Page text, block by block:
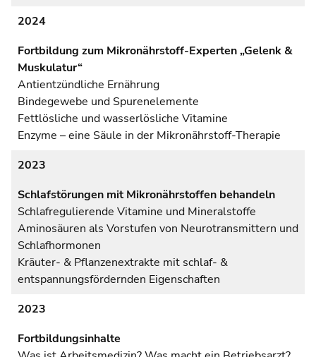
2024
Fortbildung zum Mikronährstoff-Experten „Gelenk &
Muskulatur“
Antientzündliche Ernährung
Bindegewebe und Spurenelemente
Fettlösliche und wasserlösliche Vitamine
Enzyme – eine Säule in der Mikronährstoff-Therapie
2023
Schlafstörungen mit Mikronährstoffen behandeln
Schlafregulierende Vitamine und Mineralstoffe
Aminosäuren als Vorstufen von Neurotransmittern und
Schlafhormonen
Kräuter- & Pflanzenextrakte mit schlaf- &
entspannungsfördernden Eigenschaften
2023
Fortbildungsinhalte